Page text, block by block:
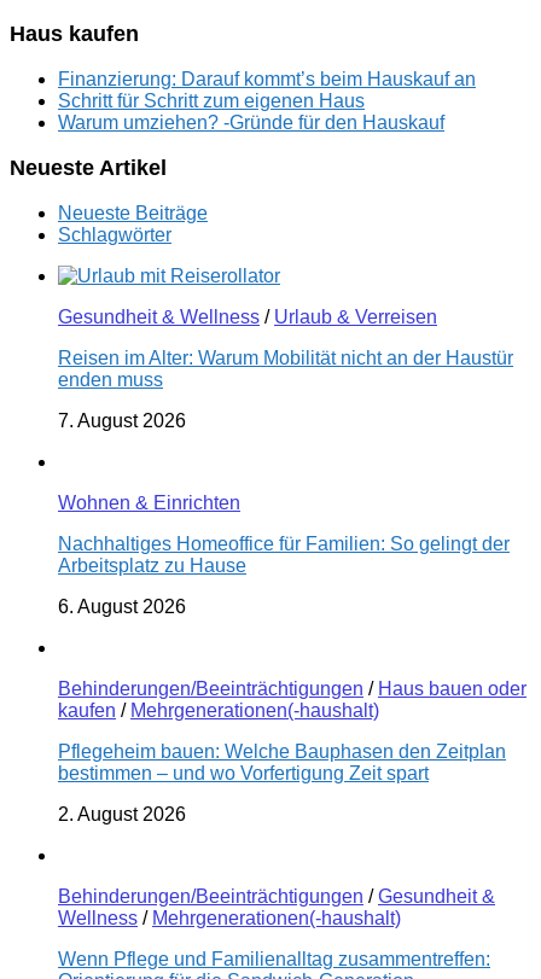
Haus kaufen
Finanzierung: Darauf kommt’s beim Hauskauf an
Schritt für Schritt zum eigenen Haus
Warum umziehen? -Gründe für den Hauskauf
Neueste Artikel
Neueste Beiträge
Schlagwörter
Gesundheit & Wellness / Urlaub & Verreisen
Reisen im Alter: Warum Mobilität nicht an der Haustür
enden muss
7. August 2026
Wohnen & Einrichten
Nachhaltiges Homeoffice für Familien: So gelingt der
Arbeitsplatz zu Hause
6. August 2026
Behinderungen/Beeinträchtigungen / Haus bauen oder
kaufen / Mehrgenerationen(-haushalt)
Pflegeheim bauen: Welche Bauphasen den Zeitplan
bestimmen – und wo Vorfertigung Zeit spart
2. August 2026
Behinderungen/Beeinträchtigungen /Gesundheit &
Wellness / Mehrgenerationen(-haushalt)
Wenn Pflege und Familienalltag zusammentreffen: